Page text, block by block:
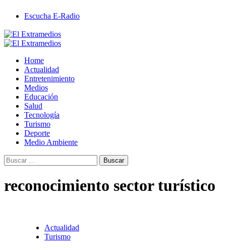
contenido
Escucha E-Radio
Primary
Home
Actualidad
Entretenimiento
Medios
Educación
Salud
Tecnología
Turismo
Deporte
Medio Ambiente
Buscar:
reconocimiento sector turístico
Actualidad
Turismo